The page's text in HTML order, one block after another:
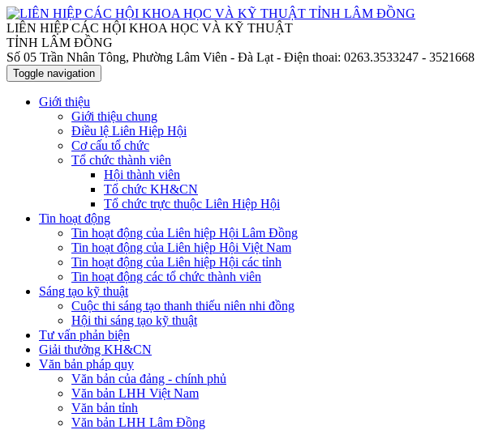
LIÊN HIỆP CÁC HỘI KHOA HỌC VÀ KỸ THUẬT
TỈNH LÂM ĐỒNG
Số 05 Trần Nhân Tông, Phường Lâm Viên - Đà Lạt - Điện thoai: 0263.3533247 - 3521668
Toggle navigation
Giới thiệu
Giới thiệu chung
Điều lệ Liên Hiệp Hội
Cơ cấu tổ chức
Tổ chức thành viên
Hội thành viên
Tổ chức KH&CN
Tổ chức trực thuộc Liên Hiệp Hội
Tin hoạt động
Tin hoạt động của Liên hiệp Hội Lâm Đồng
Tin hoạt động của Liên hiệp Hội Việt Nam
Tin hoạt động của Liên hiệp Hội các tỉnh
Tin hoạt động các tổ chức thành viên
Sáng tạo kỹ thuật
Cuộc thi sáng tạo thanh thiếu niên nhi đồng
Hội thi sáng tạo kỹ thuật
Tư vấn phản biện
Giải thưởng KH&CN
Văn bản pháp quy
Văn bản của đảng - chính phủ
Văn bản LHH Việt Nam
Văn bản tỉnh
Văn bản LHH Lâm Đồng